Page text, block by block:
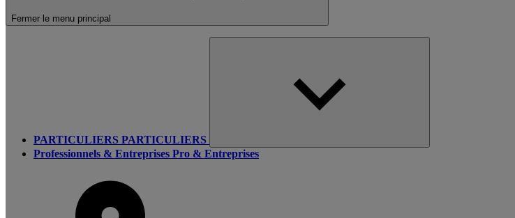
Fermer le menu principal
PARTICULIERS PARTICULIERS
Professionnels & Entreprises Pro & Entreprises